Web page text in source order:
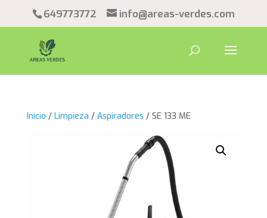
649773772 info@areas-verdes.com
Inicio / Limpieza / Aspiradores / SE 133 ME